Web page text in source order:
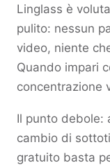
Linglass è
pulito: nessun
video, niente
Quando impari
concentrazione
Il punto debole:
cambio di
gratuito basta